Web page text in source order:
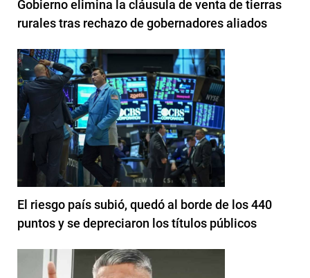
Gobierno elimina la cláusula de venta de tierras
rurales tras rechazo de gobernadores aliados
El riesgo país subió, quedó al borde de los 440
puntos y se depreciaron los títulos públicos